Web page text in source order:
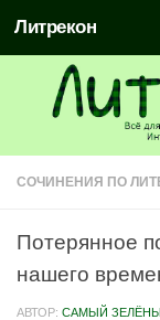
Литрекон
СОЧИНЕНИЯ ПО
Потерянное
нашего
АВТОР: САМЫЙ